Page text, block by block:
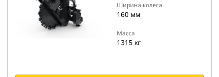
Ширина колеса
160 мм
Масса
1315 кг